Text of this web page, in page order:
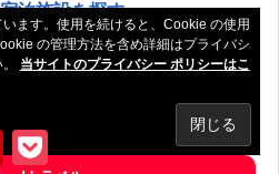
泊施設を探す
じゃらん
Flipboard
ます。使用を続けると、Cookie の使用
の管理方法を含め詳細はプライバシ
当サイトのプライバシー ポリシーはこ